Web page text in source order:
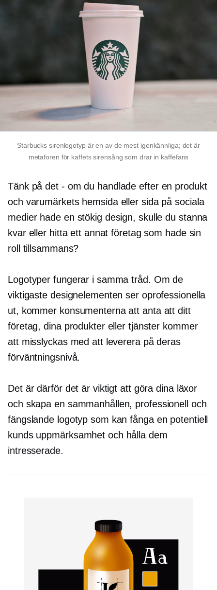
Starbucks sirenlogotyp är en av de mest igenkännliga; det är
metaforen för kaffets sirensång som drar in kaffefans
Tänk på det - om du handlade efter en produkt
och varumärkets hemsida eller sida på sociala
medier hade en stökig design, skulle du stanna
kvar eller hitta ett annat företag som hade sin
roll tillsammans?
Logotyper fungerar i samma tråd. Om de
viktigaste designelementen ser oprofessionella
ut, kommer konsumenterna att anta att ditt
företag, dina produkter eller tjänster kommer
att misslyckas med att leverera på deras
förväntningsnivå.
Det är därför det är viktigt att göra dina läxor
och skapa en sammanhållen, professionell och
fängslande logotyp som kan fånga en potentiell
kunds uppmärksamhet och hålla dem
intresserade.